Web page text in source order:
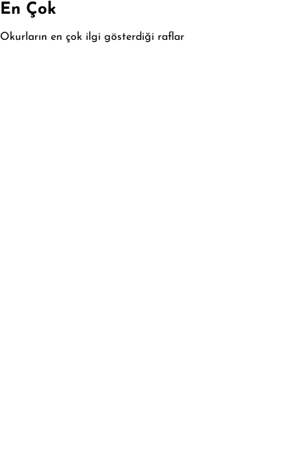
En Çok
Okurların en çok ilgi gösterdiği raflar